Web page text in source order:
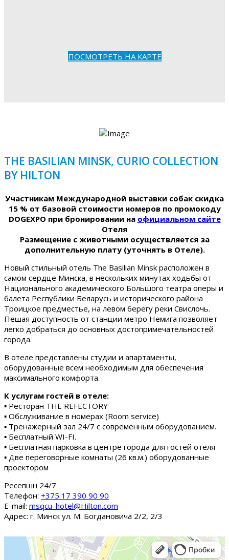
ПОСМОТРЕТЬ НА КАРТЕ
THE BASILIAN MINSK, CURIO COLLECTION
BY HILTON
Участникам Международной выставки собак скидка
15 % от базовой стоимости номеров по промокоду
DOGEXPO при бронировании на официальном сайте
Отеля
Размещение с животными осуществляется за
дополнительную плату (уточнять в Отеле).
Новый стильный отель The Basilian Minsk расположен в
самом сердце Минска, в нескольких минутах ходьбы от
Национального академического Большого театра оперы и
балета Республики Беларусь и исторического района
Троицкое предместье, на левом берегу реки Свислочь.
Пешая доступность от станции метро Немига позволяет
легко добраться до основных достопримечательностей
города.
В отеле представлены студии и апартаменты,
оборудованные всем необходимым для обеспечения
максимального комфорта.
К услугам гостей в отеле:
▪ Ресторан THE REFECTORY
▪ Обслуживание в номерах (Room service)
▪ Тренажерный зал 24/7 с современным оборудованием.
▪ Бесплатный WI-FI.
▪ Бесплатная парковка в центре города для гостей отеля
▪ Две переговорные комнаты (26 кв.м.) оборудованные
проектором
Ресепшн 24/7
Tелефон: +375 17 390 90 90
E-mail: msqcu_hotel@Hilton.com
Адрес: г. Минск ул. М. Богдановича 2/2, 2/3